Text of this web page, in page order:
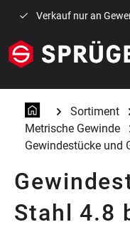
Zum Hauptinhalt springen
Verkauf nur an
Sortiment
Metrische Gewinde
Gewindestücke und
Stahl 4.8